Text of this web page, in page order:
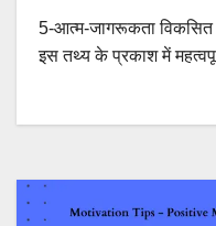
5-आत्म-जागरूकता
इस तथ्य के प्रकाश में